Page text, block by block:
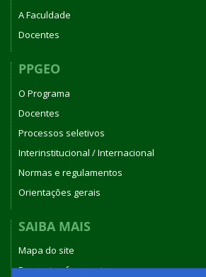
A Faculdade
Docentes
PPGEO
O Programa
Docentes
Processos seletivos
Interinstitucional / Internacional
Normas e regulamentos
Orientações gerais
SAIBA MAIS
Mapa do site
Perguntas frequentes